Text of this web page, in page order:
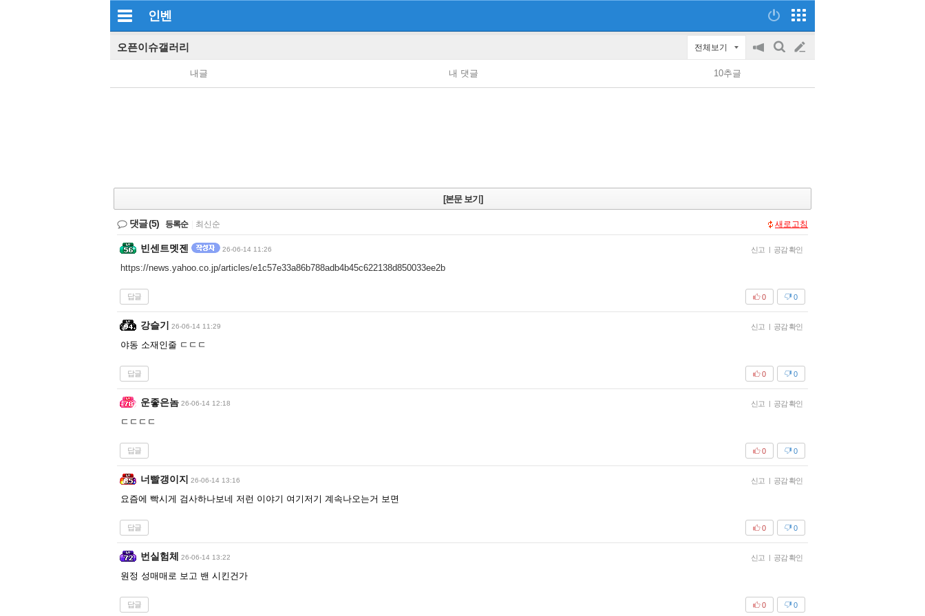
인벤
오픈이슈갤러리 전체보기
공
on/off
검
글
쓰
내글 내 댓글 10추글
[본문 보기]
댓글(5) 등록순 최신순 새로고침
빈센트멧젠 26-06-14 11:26 신고 | 공감 확인
https://news.yahoo.co.jp/articles/e1c57e33a86b788adb4b45c622138d850033ee2b
답글 0
0
강슬기 26-06-14 11:29 신고 | 공감 확인
야동 소재인줄 ㄷㄷㄷ
답글 0
0
운좋은놈 26-06-14 12:18 신고 | 공감 확인
ㄷㄷㄷㄷ
답글 0
0
너빨갱이지 26-06-14 13:16 신고 | 공감 확인
요즘에 빡시게 검사하나보네 저런 이야기 여기저기 계속나오는거 보면
답글 0
0
번실험체 26-06-14 13:22 신고 | 공감 확인
원정 성매매로 보고 밴 시킨건가
답글 0
0